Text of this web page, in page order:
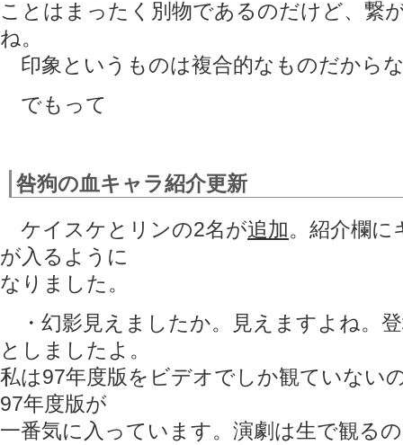
ことはまったく別物であるのだけど、繋
ね。
印象というものは複合的なものだから
でもって
咎狗の血キャラ紹介更新
ケイスケとリンの2名が追加。紹介欄に
が入るように
なりました。
・幻影見えましたか。見えますよね。
としましたよ。
私は97年度版をビデオでしか観ていない
97年度版が
一番気に入っています。演劇は生で観る